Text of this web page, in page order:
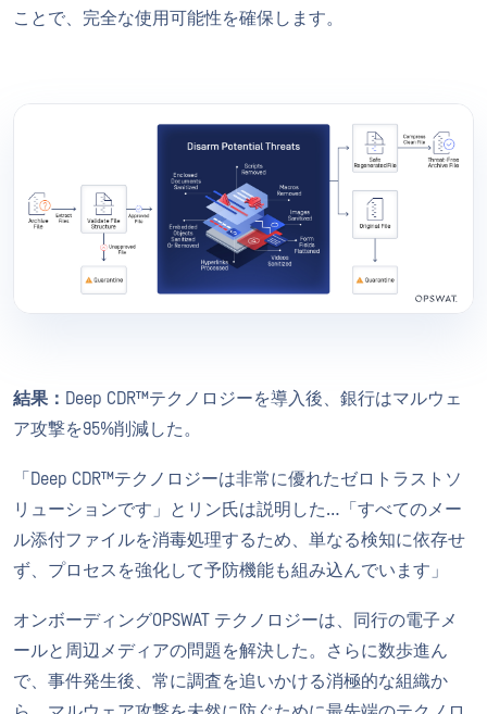
ことで、完全な使用可能性を確保します。
結果： Deep CDR™テクノロジーを導入後、銀行はマルウェ
ア攻撃を95%削減した。
「Deep CDR™テクノロジーは非常に優れたゼロトラストソ
リューションです」とリン氏は説明した…「すべてのメー
ル添付ファイルを消毒処理するため、単なる検知に依存せ
ず、プロセスを強化して予防機能も組み込んでいます」
オンボーディングOPSWAT テクノロジーは、同行の電子メ
ールと周辺メディアの問題を解決した。さらに数歩進ん
で、事件発生後、常に調査を追いかける消極的な組織か